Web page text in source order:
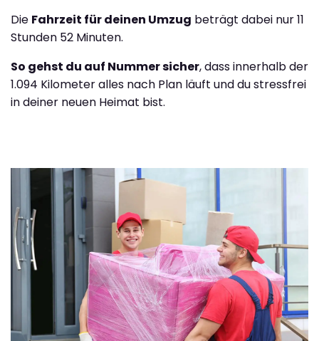
Die Fahrzeit für deinen Umzug beträgt dabei nur 11
Stunden 52 Minuten.
So gehst du auf Nummer sicher, dass innerhalb der
1.094 Kilometer alles nach Plan läuft und du stressfrei
in deiner neuen Heimat bist.